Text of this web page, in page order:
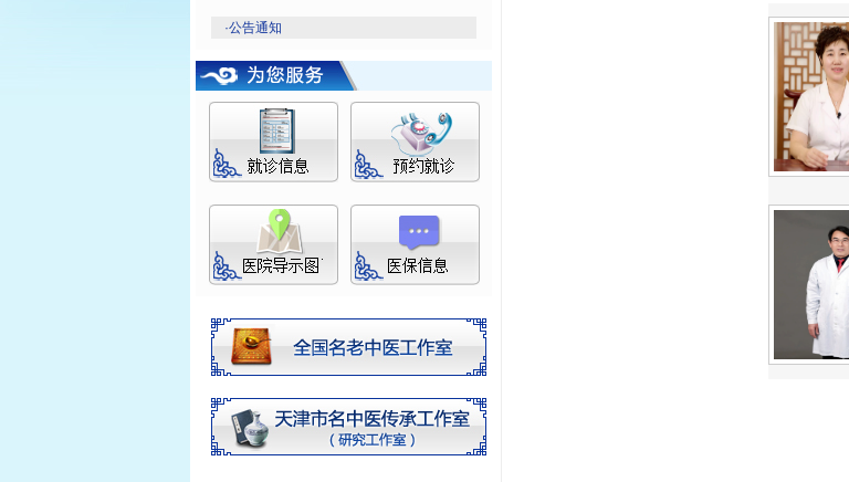
·公告通知